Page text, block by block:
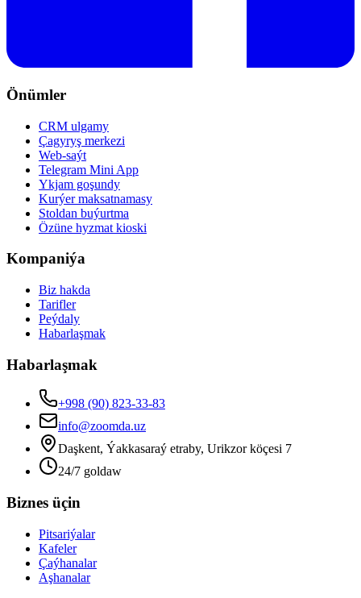
Önümler
CRM ulgamy
Çagyryş merkezi
Web-saýt
Telegram Mini App
Ykjam goşundy
Kurýer maksatnamasy
Stoldan buýurtma
Özüne hyzmat kioski
Kompaniýa
Biz hakda
Tarifler
Peýdaly
Habarlaşmak
Habarlaşmak
+998 (90) 823-33-83
info@zoomda.uz
Daşkent, Ýakkasaraý etraby, Urikzor köçesi 7
24/7 goldaw
Biznes üçin
Pitsariýalar
Kafeler
Çaýhanalar
Aşhanalar